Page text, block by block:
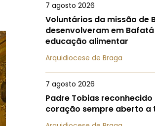
7 agosto 2026
Voluntários da missão de
desenvolveram em
educação alimentar
Arquidiocese de Braga
7 agosto 2026
Padre Tobias
coração sempre aberto a